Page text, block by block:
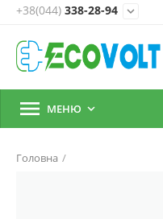
+38(044) 338-28-94 expand_more
 МЕНЮ 
Головна /